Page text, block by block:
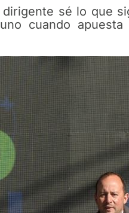
sé lo que
cuando